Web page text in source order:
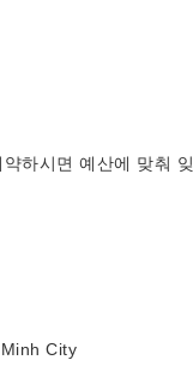
하시면 예산에 맞춰 잊
City